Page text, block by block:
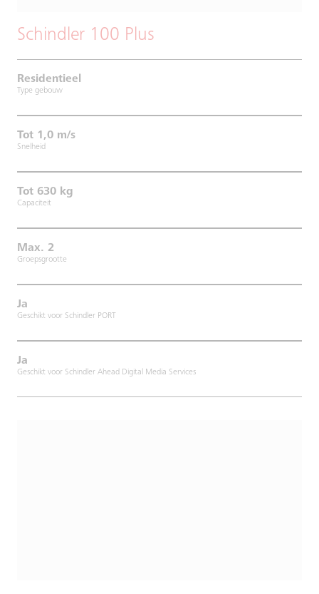
Schindler 100 Plus
Residentieel
Type gebouw
Tot 1,0 m/s
Snelheid
Tot 630 kg
Capaciteit
Max. 2
Groepsgrootte
Ja
Geschikt voor Schindler PORT
Ja
Geschikt voor Schindler Ahead Digital Media Services